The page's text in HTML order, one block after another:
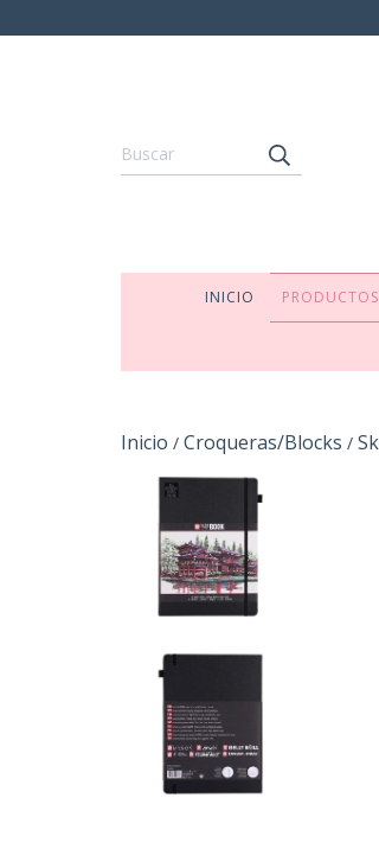
INICIO PRODUCTOS
Inicio / Croqueras/Blocks /